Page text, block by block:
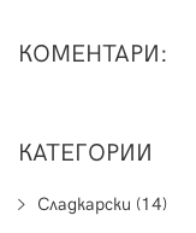
КОМЕНТАРИ:
КАТЕГОРИИ
Сладкарски (14)